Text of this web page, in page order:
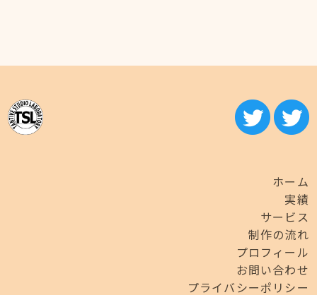
ホーム
実績
サービス
制作の流れ
プロフィール
お問い合わせ
プライバシーポリシー